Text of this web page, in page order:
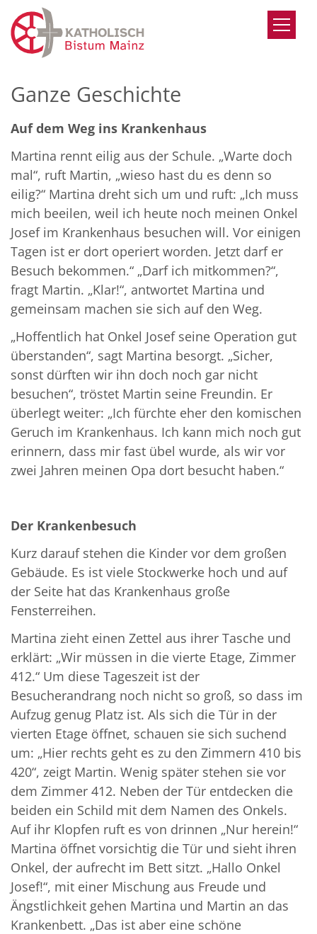
Zum Inhalt springen
Ganze Geschichte
Auf dem Weg ins Krankenhaus
Martina rennt eilig aus der Schule. „Warte doch
mal“, ruft Martin, „wieso hast du es denn so
eilig?“ Martina dreht sich um und ruft: „Ich muss
mich beeilen, weil ich heute noch meinen Onkel
Josef im Krankenhaus besuchen will. Vor einigen
Tagen ist er dort operiert worden. Jetzt darf er
Besuch bekommen.“ „Darf ich mitkommen?“,
fragt Martin. „Klar!“, antwortet Martina und
gemeinsam machen sie sich auf den Weg.
„Hoffentlich hat Onkel Josef seine Operation gut
überstanden“, sagt Martina besorgt. „Sicher,
sonst dürften wir ihn doch noch gar nicht
besuchen“, tröstet Martin seine Freundin. Er
überlegt weiter: „Ich fürchte eher den komischen
Geruch im Krankenhaus. Ich kann mich noch gut
erinnern, dass mir fast übel wurde, als wir vor
zwei Jahren meinen Opa dort besucht haben.“
Der Krankenbesuch
Kurz darauf stehen die Kinder vor dem großen
Gebäude. Es ist viele Stockwerke hoch und auf
der Seite hat das Krankenhaus große
Fensterreihen.
Martina zieht einen Zettel aus ihrer Tasche und
erklärt: „Wir müssen in die vierte Etage, Zimmer
412.“ Um diese Tageszeit ist der
Besucherandrang noch nicht so groß, so dass im
Aufzug genug Platz ist. Als sich die Tür in der
vierten Etage öffnet, schauen sie sich suchend
um: „Hier rechts geht es zu den Zimmern 410 bis
420“, zeigt Martin. Wenig später stehen sie vor
dem Zimmer 412. Neben der Tür entdecken die
beiden ein Schild mit dem Namen des Onkels.
Auf ihr Klopfen ruft es von drinnen „Nur herein!“
Martina öffnet vorsichtig die Tür und sieht ihren
Onkel, der aufrecht im Bett sitzt. „Hallo Onkel
Josef!“, mit einer Mischung aus Freude und
Ängstlichkeit gehen Martina und Martin an das
Krankenbett. „Das ist aber eine schöne